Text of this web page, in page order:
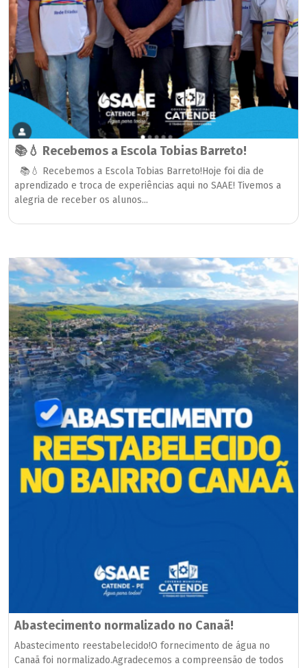
📚💧 Recebemos a Escola Tobias Barreto!
📚💧 Recebemos a Escola Tobias Barreto!Hoje foi dia de
aprendizado e troca de experiências aqui no SAAE! Tivemos a
alegria de receber os alunos...
Abastecimento normalizado no Canaã!
Abastecimento reestabelecido!O fornecimento de água no
Canaã foi normalizado.Agradecemos a compreensão de todos